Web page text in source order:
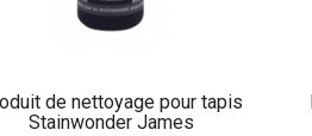
de nettoyage pour tapis
Stainwonder James